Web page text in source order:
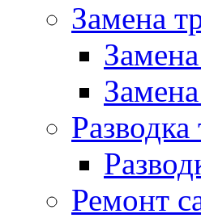
Замена
Разводка
Ремонт